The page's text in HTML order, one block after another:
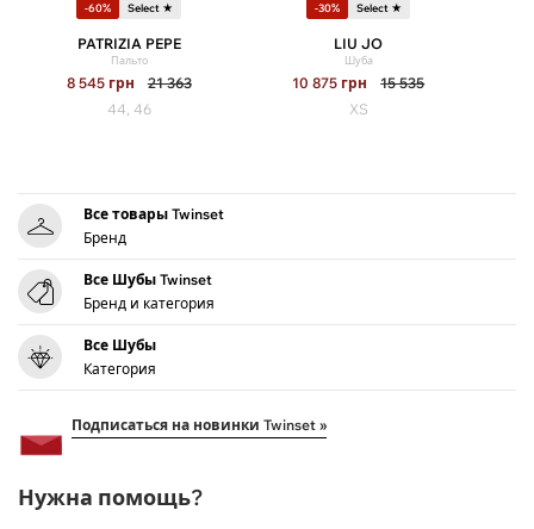
-60% Select ★
PATRIZIA PEPE
Пальто
8 545 грн
21 363
44, 46
-30% Select ★
LIU JO
Шуба
10 875 грн
15 535
XS
Все товары Twinset
Бренд
Все Шубы Twinset
Бренд и категория
Все Шубы
Категория
Подписаться на новинки Twinset »
Нужна помощь?